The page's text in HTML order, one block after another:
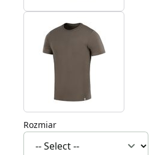
Rozmiar